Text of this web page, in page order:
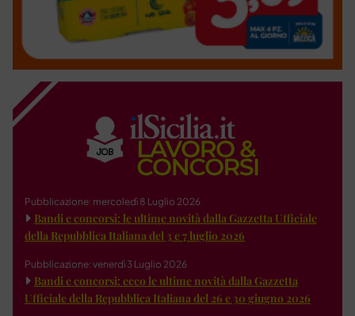
Pubblicazione: mercoledì 8 Luglio 2026
Bandi e concorsi: le ultime novità dalla Gazzetta Ufficiale
della Repubblica Italiana del 3 e 7 luglio 2026
Pubblicazione: venerdì 3 Luglio 2026
Bandi e concorsi: ecco le ultime novità dalla Gazzetta
Ufficiale della Repubblica Italiana del 26 e 30 giugno 2026